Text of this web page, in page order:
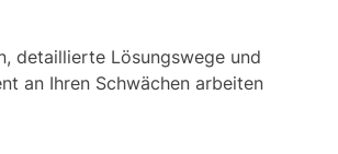
detaillierte Lösungswege und
an Ihren Schwächen arbeiten